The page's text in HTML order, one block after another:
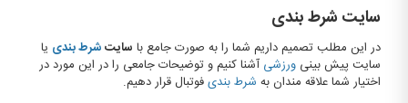
سایت شرط بندی
در این مطلب تصمیم داریم شما را به صورت جامع با سایتشرط بندی یا
سایت پیش بینی ورزشی آشنا کنیم و توضیحات جامعی را در این مورد در
اختیار شما علاقه مندان به شرط بندیفوتبال قرار دهیم.